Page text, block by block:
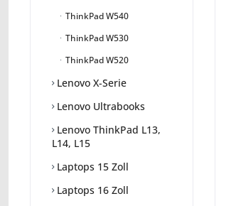
ThinkPad W540
ThinkPad W530
ThinkPad W520
Lenovo X-Serie
Lenovo Ultrabooks
Lenovo ThinkPad L13,
L14, L15
Laptops 15 Zoll
Laptops 16 Zoll